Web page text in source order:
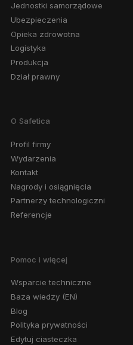
Jednostki samorządowe
Ubezpieczenia
Opieka zdrowotna
Logistyka
Produkcja
Dział prawny
O Safetica
Profil firmy
Wydarzenia
Kontakt
Nagrody i osiągnięcia
Partnerzy technologiczni
Referencje
Pomoc i więcej
Wsparcie techniczne
Baza wiedzy (EN)
Blog
Polityka prywatności
Edytuj ciasteczka